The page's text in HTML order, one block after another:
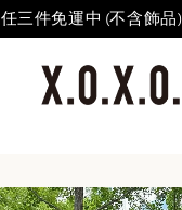
任三件免運中 (不含飾品)